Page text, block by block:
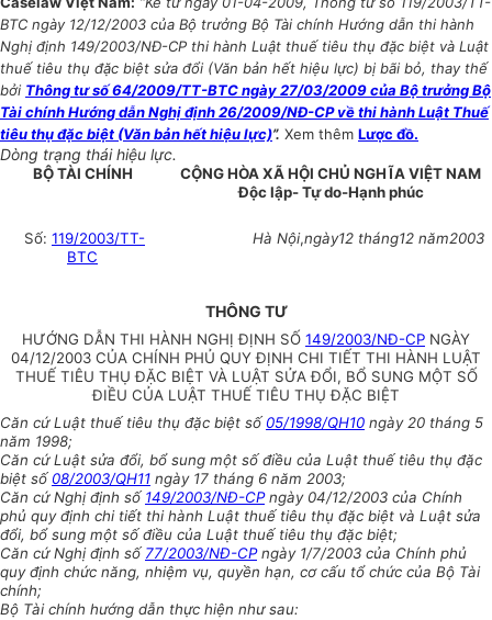
BTC ngày 12/12/2003 của Bộ trưởng Bộ Tài chính Hướng dẫn thi hành
Nghị định 149/2003/NĐ-CP thi hành Luật thuế tiêu thụ đặc biệt và Luật
thuế tiêu thụ đặc biệt sửa đổi (Văn bản hết hiệu lực) bị bãi bỏ, thay thế
bởi Thông tư số 64/2009/TT-BTC ngày 27/03/2009 của Bộ trưởng Bộ
Tài chính Hướng dẫn Nghị định 26/2009/NĐ-CP về thi hành Luật Thuế
tiêu thụ đặc biệt (Văn bản hết hiệu lực)”. Xem thêm Lược đồ.
Dòng trạng thái hiệu lực.
BỘ TÀI CHÍNH
CỘNG HÒA XÃ HỘI CHỦ NGHĨA VIỆT NAM
Độc lập- Tự do-Hạnh phúc
Số: 119/2003/TT-
BTC
Hà Nội,ngày12 tháng12 năm2003
THÔNG TƯ
HƯỚNG DẪN THI HÀNH NGHỊ ĐỊNH SỐ 149/2003/NĐ-CP NGÀY
04/12/2003 CỦA CHÍNH PHỦ QUY ĐỊNH CHI TIẾT THI HÀNH LUẬT
THUẾ TIÊU THỤ ĐẶC BIỆT VÀ LUẬT SỬA ĐỔI, BỔ SUNG MỘT SỐ
ĐIỀU CỦA LUẬT THUẾ TIÊU THỤ ĐẶC BIỆT
Căn cứ Luật thuế tiêu thụ đặc biệt số 05/1998/QH10 ngày 20 tháng 5
năm 1998;
Căn cứ Luật sửa đổi, bổ sung một số điều của Luật thuế tiêu thụ đặc
biệt số 08/2003/QH11 ngày 17 tháng 6 năm 2003;
Căn cứ Nghị định số 149/2003/NĐ-CPngày 04/12/2003 của Chính
phủ quy định chi tiết thi hành Luật thuế tiêu thụ đặc biệt và Luật sửa
đổi, bổ sung một số điều của Luật thuế tiêu thụ đặc biệt;
Căn cứ Nghị định số 77/2003/NĐ-CPngày 1/7/2003 của Chính phủ
quy định chức năng, nhiệm vụ, quyền hạn, cơ cấu tổ chức của Bộ Tài
chính;
Bộ Tài chính hướng dẫn thực hiện như sau: